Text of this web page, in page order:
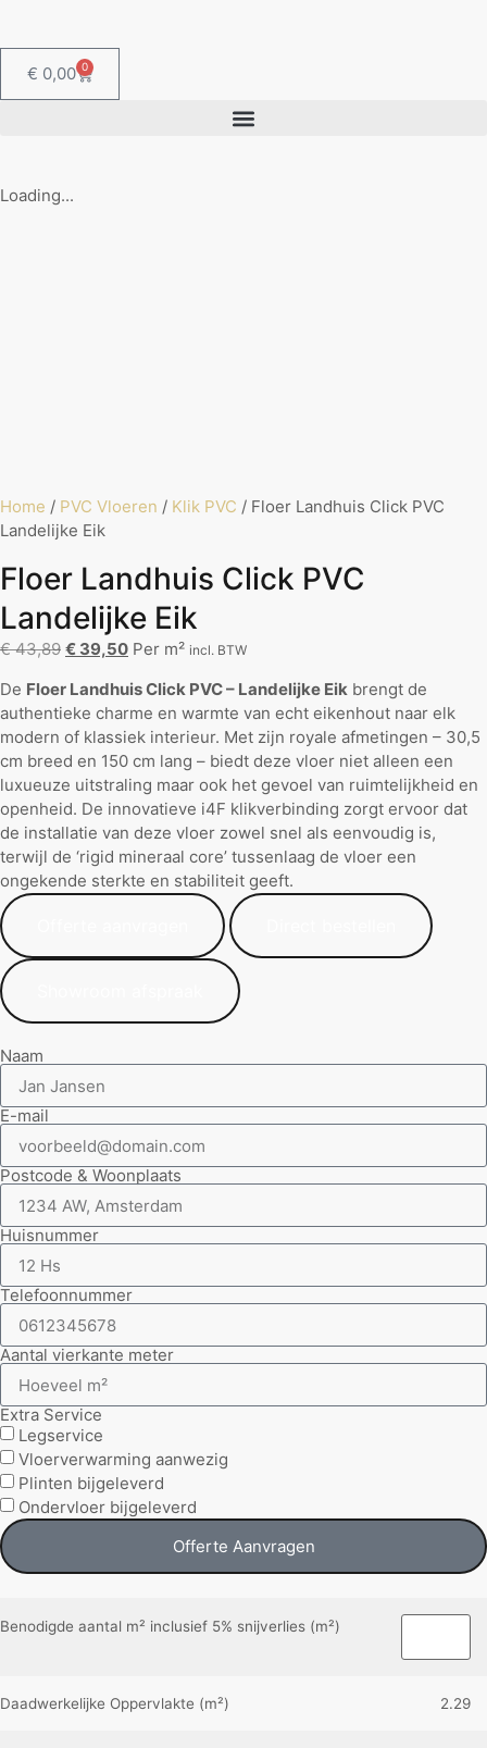
€ 0,00 0
Loading...
Home / PVC Vloeren / Klik PVC / Floer Landhuis Click PVC
Landelijke Eik
Floer Landhuis Click PVC
Landelijke Eik
€43,89 € 39,50 Per m² incl. BTW
De Floer Landhuis Click PVC – Landelijke Eik brengt de
authentieke charme en warmte van echt eikenhout naar elk
modern of klassiek interieur. Met zijn royale afmetingen – 30,5
cm breed en 150 cm lang – biedt deze vloer niet alleen een
luxueuze uitstraling maar ook het gevoel van ruimtelijkheid en
openheid. De innovatieve i4F klikverbinding zorgt ervoor dat
de installatie van deze vloer zowel snel als eenvoudig is,
terwijl de ‘rigid mineraal core’ tussenlaag de vloer een
ongekende sterkte en stabiliteit geeft.
Naam
E-mail
Postcode & Woonplaats
Huisnummer
Telefoonnummer
Aantal vierkante meter
Extra Service
Legservice
Vloerverwarming aanwezig
Plinten bijgeleverd
Ondervloer bijgeleverd
Offerte Aanvragen
Benodigde aantal m² inclusief 5% snijverlies (m²)
Daadwerkelijke Oppervlakte (m²) 2.29